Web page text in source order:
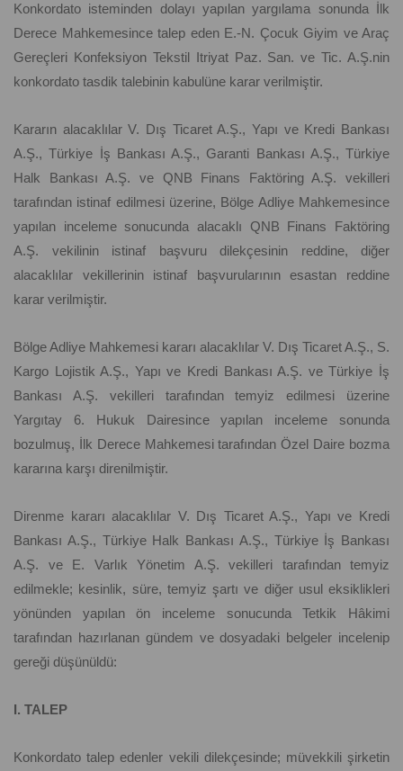
Konkordato isteminden dolayı yapılan yargılama sonunda İlk
Derece Mahkemesince talep eden E.-N. Çocuk Giyim ve Araç
Gereçleri Konfeksiyon Tekstil Itriyat Paz. San. ve Tic. A.Ş.nin
konkordato tasdik talebinin kabulüne karar verilmiştir.
Kararın alacaklılar V. Dış Ticaret A.Ş., Yapı ve Kredi Bankası
A.Ş., Türkiye İş Bankası A.Ş., Garanti Bankası A.Ş., Türkiye
Halk Bankası A.Ş. ve QNB Finans Faktöring A.Ş. vekilleri
tarafından istinaf edilmesi üzerine, Bölge Adliye Mahkemesince
yapılan inceleme sonucunda alacaklı QNB Finans Faktöring
A.Ş. vekilinin istinaf başvuru dilekçesinin reddine, diğer
alacaklılar vekillerinin istinaf başvurularının esastan reddine
karar verilmiştir.
Bölge Adliye Mahkemesi kararı alacaklılar V. Dış Ticaret A.Ş., S.
Kargo Lojistik A.Ş., Yapı ve Kredi Bankası A.Ş. ve Türkiye İş
Bankası A.Ş. vekilleri tarafından temyiz edilmesi üzerine
Yargıtay 6. Hukuk Dairesince yapılan inceleme sonunda
bozulmuş, İlk Derece Mahkemesi tarafından Özel Daire bozma
kararına karşı direnilmiştir.
Direnme kararı alacaklılar V. Dış Ticaret A.Ş., Yapı ve Kredi
Bankası A.Ş., Türkiye Halk Bankası A.Ş., Türkiye İş Bankası
A.Ş. ve E. Varlık Yönetim A.Ş. vekilleri tarafından temyiz
edilmekle; kesinlik, süre, temyiz şartı ve diğer usul eksiklikleri
yönünden yapılan ön inceleme sonucunda Tetkik Hâkimi
tarafından hazırlanan gündem ve dosyadaki belgeler incelenip
gereği düşünüldü:
I. TALEP
Konkordato talep edenler vekili dilekçesinde; müvekkili şirketin